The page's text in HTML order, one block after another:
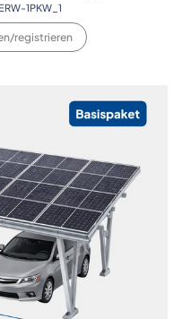
1PKW_1
registrieren